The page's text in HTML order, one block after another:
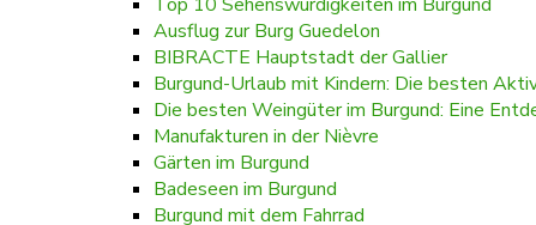
Ausflug zur Burg Guedelon
BIBRACTE Hauptstadt der Gallier
Burgund-Urlaub mit Kindern: Die besten
Die besten Weingüter im Burgund: Eine
Manufakturen in der Nièvre
Gärten im Burgund
Badeseen im Burgund
Burgund mit dem Fahrrad